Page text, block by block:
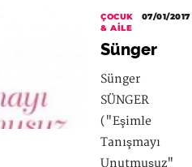
ÇOCUK
& AILE
07/01/2017
Sünger
Sünger
SÜNGER
("Eşimle
Tanışmayı
Unutmuşuz"